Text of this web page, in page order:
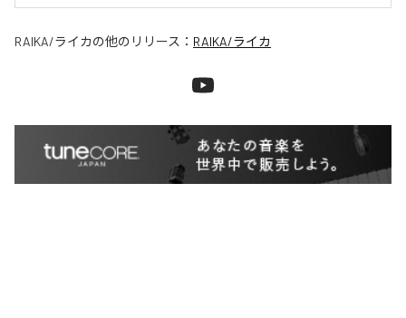
RAIKA/ライカの他のリリース： RAIKA/ライカ